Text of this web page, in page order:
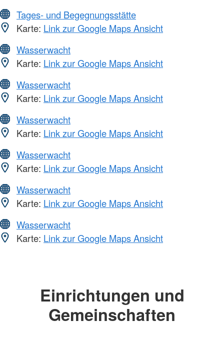
Tages- und Begegnungsstätte
Karte: Link zur Google Maps Ansicht
Wasserwacht
Karte: Link zur Google Maps Ansicht
Wasserwacht
Karte: Link zur Google Maps Ansicht
Wasserwacht
Karte: Link zur Google Maps Ansicht
Wasserwacht
Karte: Link zur Google Maps Ansicht
Wasserwacht
Karte: Link zur Google Maps Ansicht
Wasserwacht
Karte: Link zur Google Maps Ansicht
Einrichtungen und
Gemeinschaften